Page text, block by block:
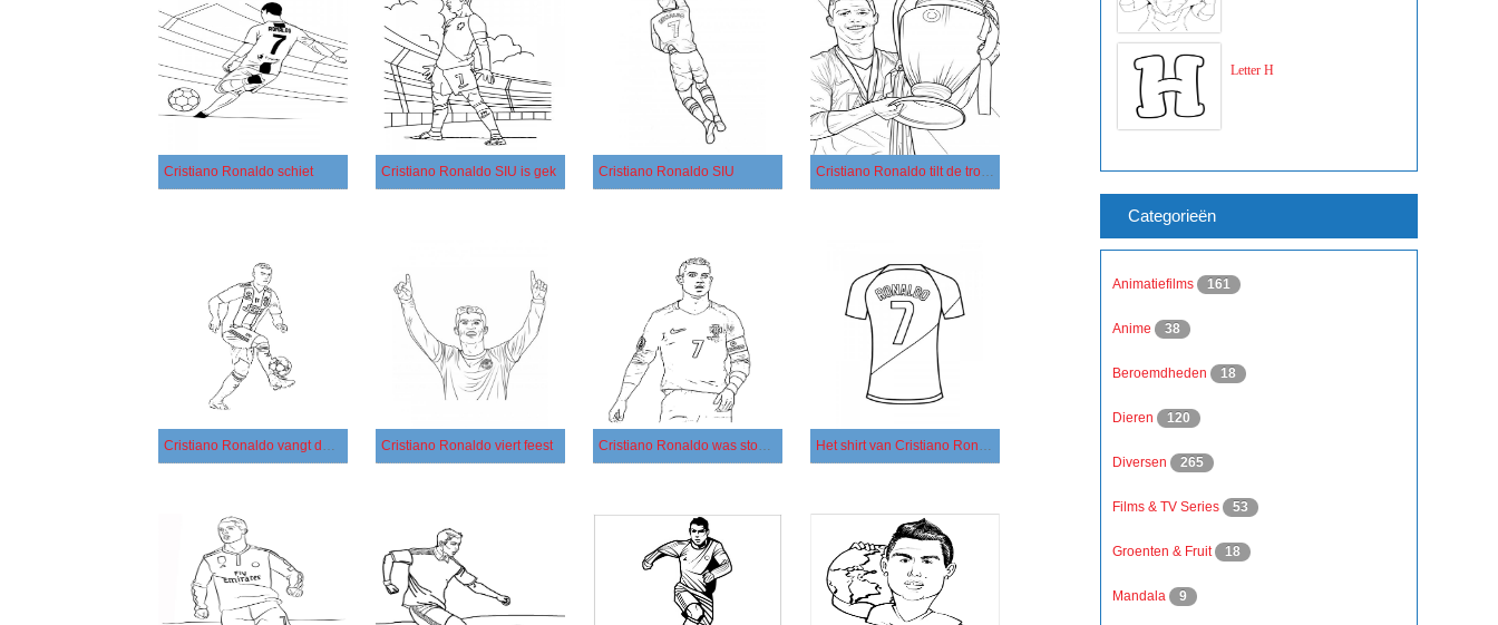
Cristiano Ronaldo schiet Cristiano Ronaldo SIU is gek Cristiano Ronaldo SIU Cristiano Ronaldo tilt de trofee omhoog
Cristiano Ronaldo vangt de bal Cristiano Ronaldo viert feest Cristiano Ronaldo was stomverbaasd Het shirt van Cristiano Ronaldo
Letter H
Categorieën
Animatiefilms 161
Anime 38
Beroemdheden 18
Dieren 120
Diversen 265
Films & TV Series 53
Groenten & Fruit 18
Mandala 9